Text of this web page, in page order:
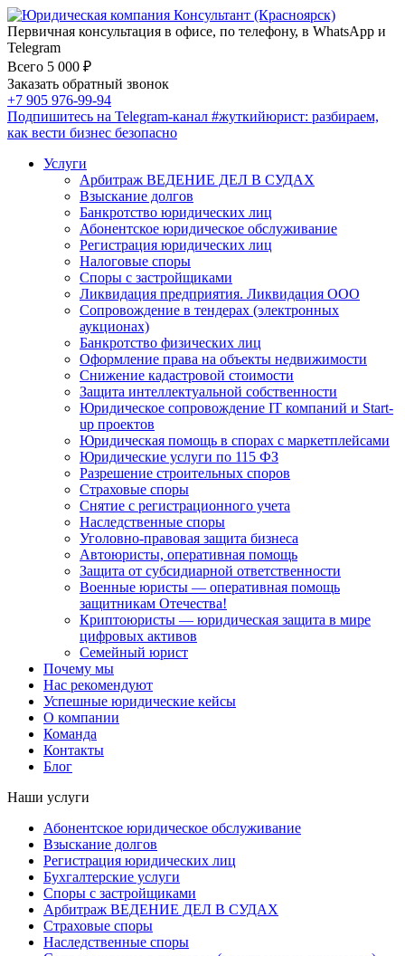
Первичная консультация в офисе, по телефону, в WhatsApp и
Telegram
Всего 5 000 ₽
Заказать обратный звонок
+7 905 976-99-94
Подпишитесь на Telegram-канал #жуткийюрист: разбираем,
как вести бизнес безопасно
Услуги
Арбитраж ВЕДЕНИЕ ДЕЛ В СУДАХ
Взыскание долгов
Банкротство юридических лиц
Абонентское юридическое обслуживание
Регистрация юридических лиц
Налоговые споры
Споры с застройщиками
Ликвидация предприятия. Ликвидация ООО
Сопровождение в тендерах (электронных
аукционах)
Банкротство физических лиц
Оформление права на объекты недвижимости
Снижение кадастровой стоимости
Защита интеллектуальной собственности
Юридическое сопровождение IT компаний и Start-
up проектов
Юридическая помощь в спорах с маркетплейсами
Юридические услуги по 115 ФЗ
Разрешение строительных споров
Страховые споры
Снятие с регистрационного учета
Наследственные споры
Уголовно-правовая защита бизнеса
Автоюристы, оперативная помощь
Защита от субсидиарной ответственности
Военные юристы — оперативная помощь
защитникам Отечества!
Криптоюристы — юридическая защита в мире
цифровых активов
Семейный юрист
Почему мы
Нас рекомендуют
Успешные юридические кейсы
О компании
Команда
Контакты
Блог
Наши услуги
Абонентское юридическое обслуживание
Взыскание долгов
Регистрация юридических лиц
Бухгалтерские услуги
Споры с застройщиками
Арбитраж ВЕДЕНИЕ ДЕЛ В СУДАХ
Страховые споры
Наследственные споры